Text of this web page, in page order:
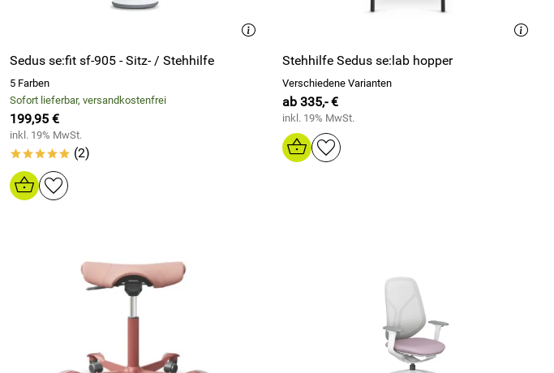
Sedus se:fit sf-905 - Sitz- / Stehhilfe
5 Farben
Sofort lieferbar, versandkostenfrei
199,95 €
inkl. 19% MwSt.
***** (2)
Stehhilfe Sedus se:lab hopper
Verschiedene Varianten
ab 335,- €
inkl. 19% MwSt.